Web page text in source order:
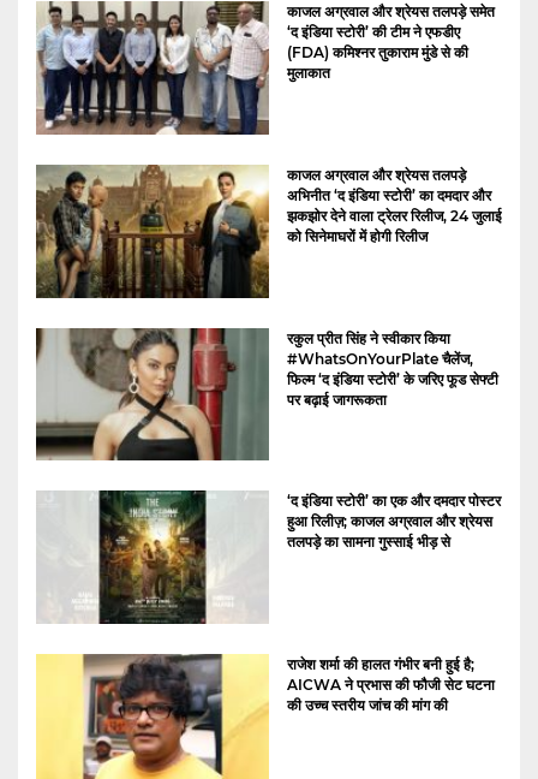
काजल अग्रवाल और श्रेयस तलपड़े समेत
‘द इंडिया स्टोरी’ की टीम ने एफडीए
(FDA) कमिश्नर तुकाराम मुंडे से की
मुलाकात
काजल अग्रवाल और श्रेयस तलपड़े
अभिनीत ‘द इंडिया स्टोरी’ का दमदार और
झकझोर देने वाला ट्रेलर रिलीज, 24 जुलाई
को सिनेमाघरों में होगी रिलीज
रकुल प्रीत सिंह ने स्वीकार किया
#WhatsOnYourPlate चैलेंज,
फिल्म ‘द इंडिया स्टोरी’ के जरिए फूड सेफ्टी
पर बढ़ाई जागरूकता
‘द इंडिया स्टोरी’ का एक और दमदार पोस्टर
हुआ रिलीज़; काजल अग्रवाल और श्रेयस
तलपड़े का सामना गुस्साई भीड़ से
राजेश शर्मा की हालत गंभीर बनी हुई है;
AICWA ने प्रभास की फौजी सेट घटना
की उच्च स्तरीय जांच की मांग की